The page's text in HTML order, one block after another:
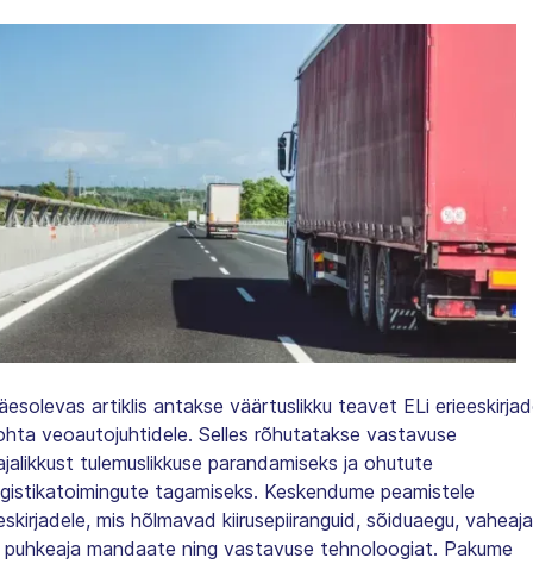
artiklis antakse väärtuslikku teavet ELi
veoautojuhtidele. Selles rõhutatakse vastavuse
tulemuslikkuse parandamiseks ja ohutute
tagamiseks. Keskendume peamistele
mis hõlmavad kiirusepiiranguid, sõiduaegu,
puhkeaja mandaate ning vastavuse tehnoloogiat. Pakume